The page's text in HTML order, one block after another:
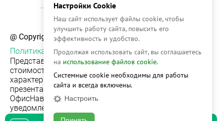
@ Copyright, 2026 OFFICE NAVIGATOR
Политика конфиденциальности
Представленная на сайте информация, в т.ч.
стоимости объектов, носит информационный
характер и не является публичной офертой. Условия
презентации объекта недвижимости на сервисе
ОфисНавигатор могут быть изменены без
уведомления.
Настройки Cookie
Наш сайт использует файлы cookie, чтобы
улучшить работу сайта, повысить его
эффективность и удобство.
Продолжая использовать сайт, вы соглашаетесь
на использование файлов cookie.
Системные cookie необходимы для работы
сайта и всегда включены.
Настроить